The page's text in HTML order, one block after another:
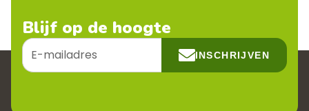
Blijf op de hoogte
E-
mailadres
INSCHRIJVEN